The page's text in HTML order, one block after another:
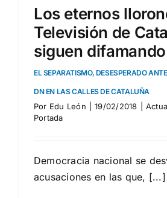
Los eternos
Televisión de
siguen difamando
EL SEPARATISMO, DESESPERADO
DN EN LAS CALLES DE CATALUÑA
Por Edu León 19/02/2018
Portada
Democracia nacional se
acusaciones en las que, [...]